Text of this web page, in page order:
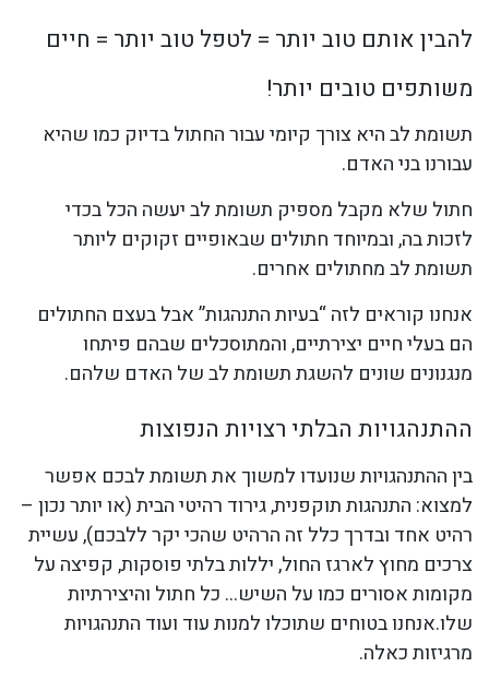
להבין אותם טוב יותר = לטפל טוב יותר = חיים
משותפים טובים יותר!
תשומת לב היא צורך קיומי עבור החתול בדיוק כמו שהיא
עבורנו בני האדם.
חתול שלא מקבל מספיק תשומת לב יעשה הכל בכדי
לזכות בה, ובמיוחד חתולים שבאופיים זקוקים ליותר
תשומת לב מחתולים אחרים.
אנחנו קוראים לזה “בעיות התנהגות” אבל בעצם החתולים
הם בעלי חיים יצירתיים, והמתוסכלים שבהם פיתחו
מנגנונים שונים להשגת תשומת לב של האדם שלהם.
ההתנהגויות הבלתי רצויות הנפוצות
בין ההתנהגויות שנועדו למשוך את תשומת לבכם אפשר
למצוא: התנהגות תוקפנית, גירוד רהיטי הבית (או יותר נכון –
רהיט אחד ובדרך כלל זה הרהיט שהכי יקר ללבכם), עשיית
צרכים מחוץ לארגז החול, יללות בלתי פוסקות, קפיצה על
מקומות אסורים כמו על השיש… כל חתול והיצירתיות
שלו.אנחנו בטוחים שתוכלו למנות עוד ועוד התנהגויות
מרגיזות כאלה.